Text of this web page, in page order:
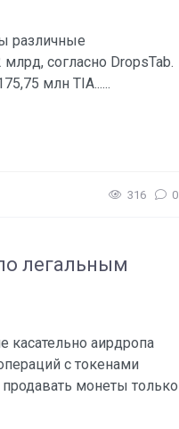
различные
согласно DropsTab.
млн TIA......
316 0
легальным
касательно аирдропа
с токенами
продавать монеты только